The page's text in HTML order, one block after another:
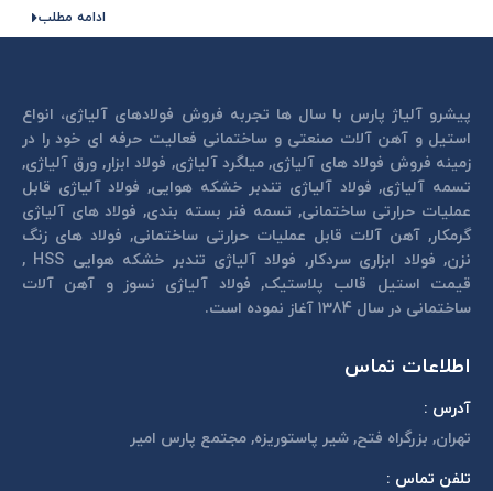
ادامه مطلب
پیشرو آلیاژ پارس با سال ها تجربه فروش فولادهای آلیاژی، انواع
استیل و آهن آلات صنعتی و ساختمانی فعالیت حرفه ای خود را در
زمینه فروش فولاد های آلیاژی, میلگرد آلیاژی, فولاد ابزار, ورق آلیاژی,
تسمه آلیاژی, فولاد آلیاژی تندبر خشكه هوايی, فولاد آلیاژی قابل
عمليات حرارتی ساختمانی, تسمه فنر بسته بندی, فولاد های آلیاژی
گرمكار, آهن آلات قابل عمليات حرارتی ساختمانی, فولاد های زنگ
نزن, فولاد ابزاری سردكار, فولاد آلیاژی تندبر خشكه هوايی HSS ,
قیمت استیل قالب پلاستيک, فولاد آلیاژی نسوز و آهن آلات
ساختمانی در سال 1384 آغاز نموده است.
اطلاعات تماس
آدرس :
تهران, بزرگراه فتح, شير پاستوريزه, مجتمع پارس امير
تلفن تماس :